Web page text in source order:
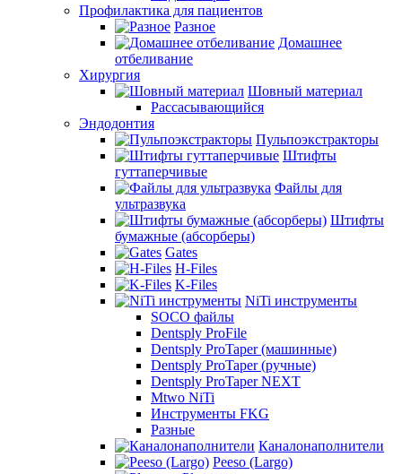
Профилактика для пациентов
Разное
Домашнее
отбеливание
Хирургия
Шовный материал
Рассасывающийся
Эндодонтия
Пульпоэкстракторы
Штифты
гуттаперчивые
Файлы для
ультразвука
Штифты
бумажные (абсорберы)
Gates
H-Files
K-Files
NiTi инструменты
SOCO файлы
Dentsply ProFile
Dentsply ProTaper (машинные)
Dentsply ProTaper (ручные)
Dentsply ProTaper NEXT
Mtwo NiTi
Инструменты FKG
Разные
Каналонаполнители
Peeso (Largo)